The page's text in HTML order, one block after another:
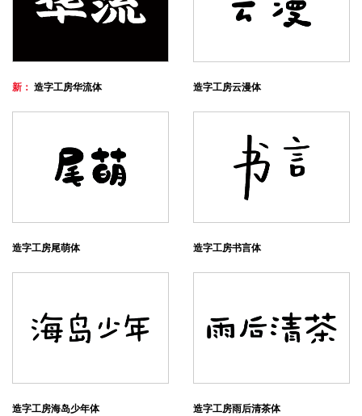
新： 造字工房华流体 造字工房云漫体
造字工房尾萌体 造字工房书言体
造字工房海岛少年体 造字工房雨后清茶体